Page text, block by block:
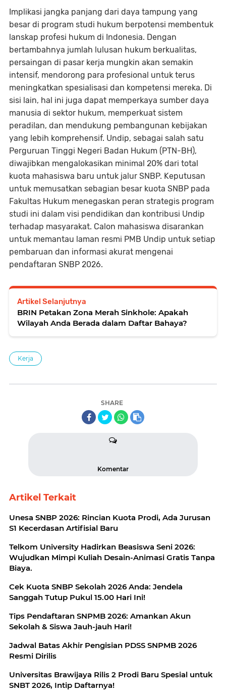
Implikasi jangka panjang dari daya tampung yang
besar di program studi hukum berpotensi membentuk
lanskap profesi hukum di Indonesia. Dengan
bertambahnya jumlah lulusan hukum berkualitas,
persaingan di pasar kerja mungkin akan semakin
intensif, mendorong para profesional untuk terus
meningkatkan spesialisasi dan kompetensi mereka. Di
sisi lain, hal ini juga dapat memperkaya sumber daya
manusia di sektor hukum, memperkuat sistem
peradilan, dan mendukung pembangunan kebijakan
yang lebih komprehensif. Undip, sebagai salah satu
Perguruan Tinggi Negeri Badan Hukum (PTN-BH),
diwajibkan mengalokasikan minimal 20% dari total
kuota mahasiswa baru untuk jalur SNBP. Keputusan
untuk memusatkan sebagian besar kuota SNBP pada
Fakultas Hukum menegaskan peran strategis program
studi ini dalam visi pendidikan dan kontribusi Undip
terhadap masyarakat. Calon mahasiswa disarankan
untuk memantau laman resmi PMB Undip untuk setiap
pembaruan dan informasi akurat mengenai
pendaftaran SNBP 2026.
Artikel Selanjutnya
BRIN Petakan Zona Merah Sinkhole: Apakah
Wilayah Anda Berada dalam Daftar Bahaya?
Kerja
SHARE
Komentar
Artikel Terkait
Unesa SNBP 2026: Rincian Kuota Prodi, Ada Jurusan
S1 Kecerdasan Artifisial Baru
Telkom University Hadirkan Beasiswa Seni 2026:
Wujudkan Mimpi Kuliah Desain-Animasi Gratis Tanpa
Biaya.
Cek Kuota SNBP Sekolah 2026 Anda: Jendela
Sanggah Tutup Pukul 15.00 Hari Ini!
Tips Pendaftaran SNPMB 2026: Amankan Akun
Sekolah & Siswa Jauh-jauh Hari!
Jadwal Batas Akhir Pengisian PDSS SNPMB 2026
Resmi Dirilis
Universitas Brawijaya Rilis 2 Prodi Baru Spesial untuk
SNBT 2026, Intip Daftarnya!